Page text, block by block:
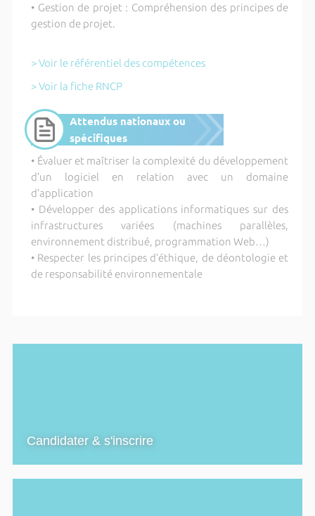
• Gestion de projet : Compréhension des principes de
gestion de projet.
> Voir le référentiel des compétences
> Voir la fiche RNCP
Attendus nationaux ou
spécifiques
• Évaluer et maîtriser la complexité du développement
d’un logiciel en relation avec un domaine
d’application
• Développer des applications informatiques sur des
infrastructures variées (machines parallèles,
environnement distribué, programmation Web…)
• Respecter les principes d’éthique, de déontologie et
de responsabilité environnementale
Candidater & s'inscrire